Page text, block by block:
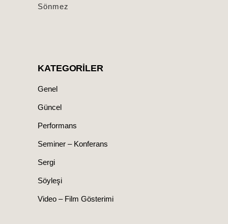
Sönmez
KATEGORILER
Genel
Güncel
Performans
Seminer – Konferans
Sergi
Söyleşi
Video – Film Gösterimi